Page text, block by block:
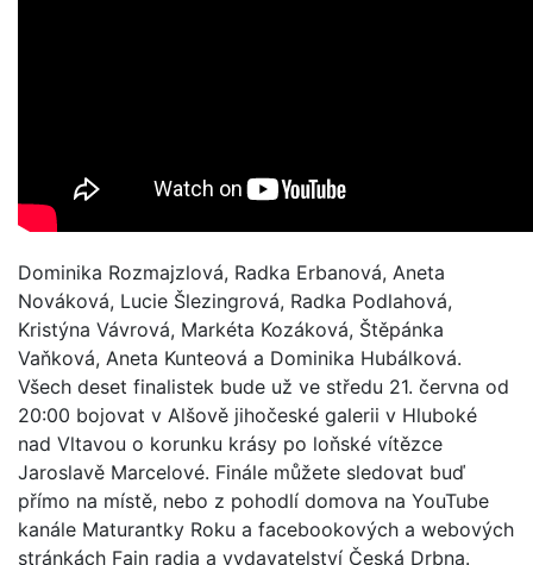
Dominika Rozmajzlová, Radka Erbanová, Aneta
Nováková, Lucie Šlezingrová, Radka Podlahová,
Kristýna Vávrová, Markéta Kozáková, Štěpánka
Vaňková, Aneta Kunteová a Dominika Hubálková.
Všech deset finalistek bude už ve středu 21. června od
20:00 bojovat v Alšově jihočeské galerii v Hluboké
nad Vltavou o korunku krásy po loňské vítězce
Jaroslavě Marcelové. Finále můžete sledovat buď
přímo na místě, nebo z pohodlí domova na YouTube
kanále Maturantky Roku a facebookových a webových
stránkách Fajn radia a vydavatelství Česká Drbna.